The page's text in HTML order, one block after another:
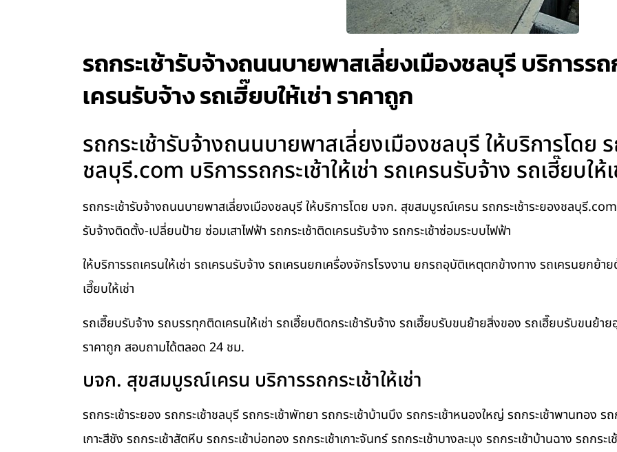
รถกระเช้ารับจ้างถนนบายพาสเลี่ยงเมืองชลบุรี บริการรถก
เครนรับจ้าง รถเฮี๊ยบให้เช่า ราคาถูก
รถกระเช้ารับจ้างถนนบายพาสเลี่ยงเมืองชลบุรี ให้บริการโดย ร
ชลบุรี.com บริการรถกระเช้าให้เช่า รถเครนรับจ้าง รถเฮี๊ยบให้
รถกระเช้ารับจ้างถนนบายพาสเลี่ยงเมืองชลบุรี ให้บริการโดย บจก. สุขสมบูรณ์เครน รถกระเช้าระยองชลบุรี.com
รับจ้างติดตั้ง-เปลี่ยนป้าย ซ่อมเสาไฟฟ้า รถกระเช้าติดเครนรับจ้าง รถกระเช้าซ่อมระบบไฟฟ้า
ให้บริการรถเครนให้เช่า รถเครนรับจ้าง รถเครนยกเครื่องจักรโรงงาน ยกรถอุบัติเหตุตกข้างทาง รถเครนยก
เฮี๊ยบให้เช่า
รถเฮี๊ยบรับจ้าง รถบรรทุกติดเครนให้เช่า รถเฮี๊ยบติดกระเช้ารับจ้าง รถเฮี๊ยบรับขนย้ายสิ่งของ รถเฮี๊ยบรับขนย้
ราคาถูก สอบถามได้ตลอด 24 ชม.
บจก. สุขสมบูรณ์เครน บริการรถกระเช้าให้เช่า
รถกระเช้าระยอง รถกระเช้าชลบุรี รถกระเช้าพัทยา รถกระเช้าบ้านบึง รถกระเช้าหนองใหญ่ รถกระเช้าพานทอง ร
เกาะสีชัง รถกระเช้าสัตหีบ รถกระเช้าบ่อทอง รถกระเช้าเกาะจันทร์ รถกระเช้าบางละมุง รถกระเช้าบ้านฉาง รถกร